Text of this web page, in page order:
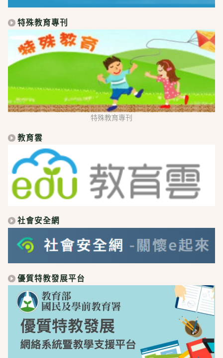
特殊教育專刊
特殊教育專刊
教育雲
社會安全網
優質特教發展平台